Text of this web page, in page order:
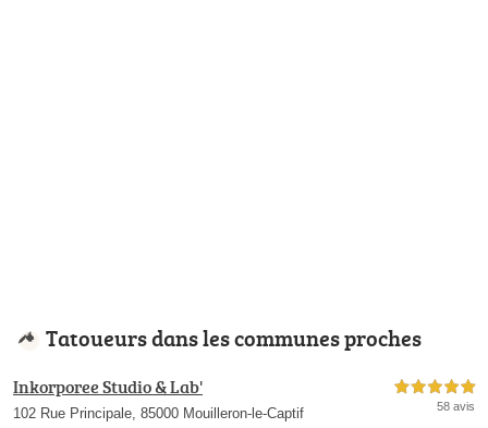
Tatoueurs dans les communes proches
Inkorporee Studio & Lab'
102 Rue Principale, 85000 Mouilleron-le-Captif
5,0 étoiles sur 5
58 avis